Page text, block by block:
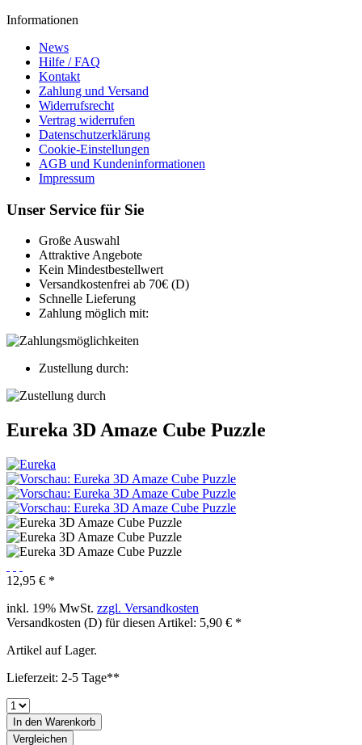
Informationen
News
Hilfe / FAQ
Kontakt
Zahlung und Versand
Widerrufsrecht
Vertrag widerrufen
Datenschutzerklärung
Cookie-Einstellungen
AGB und Kundeninformationen
Impressum
Unser Service für Sie
Große Auswahl
Attraktive Angebote
Kein Mindestbestellwert
Versandkostenfrei ab 70€ (D)
Schnelle Lieferung
Zahlung möglich mit:
Zustellung durch:
Eureka 3D Amaze Cube Puzzle
12,95 € *
inkl. 19% MwSt. zzgl. Versandkosten
Versandkosten (D) für diesen Artikel: 5,90 € *
Artikel auf Lager.
Lieferzeit: 2-5 Tage**
In den Warenkorb
Vergleichen